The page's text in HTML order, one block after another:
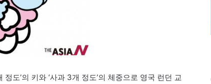
도’의 키와 ‘사과 3개 정도’의 체중으로 영국 런던 교